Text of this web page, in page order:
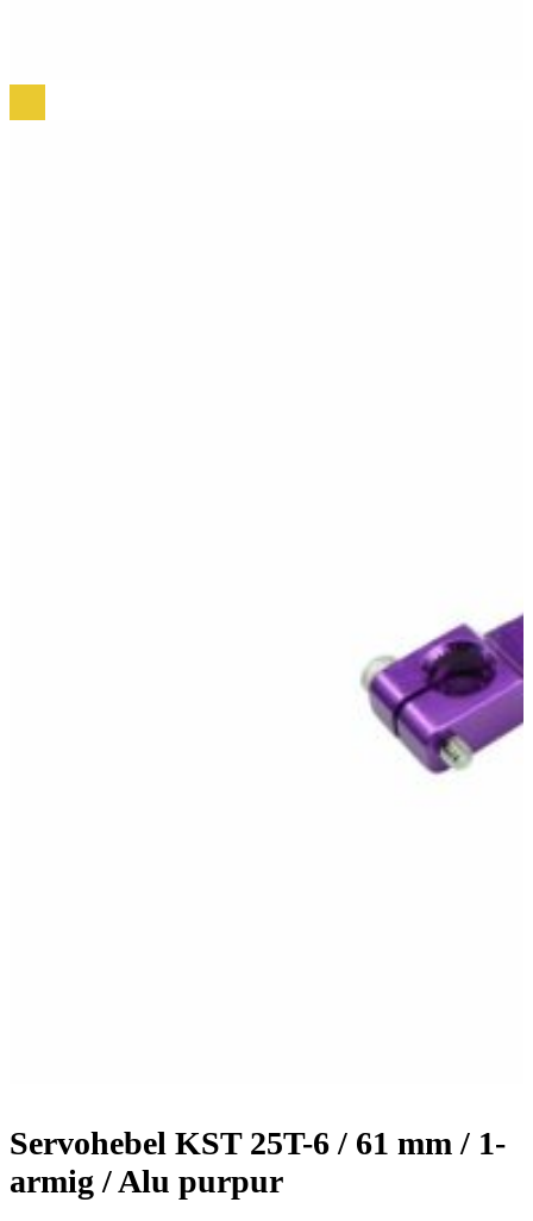
Servohebel KST 25T-6 / 61 mm / 1-
armig / Alu purpur